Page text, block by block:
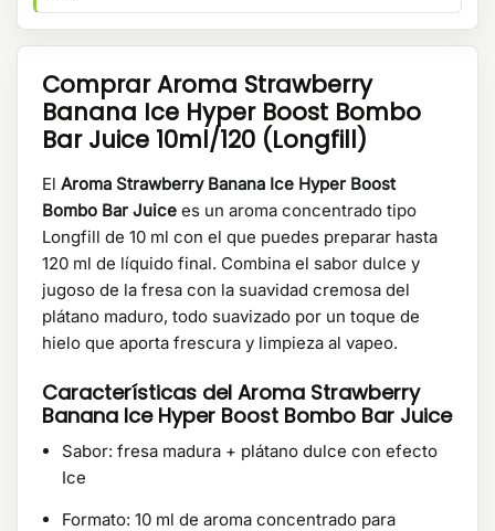
Comprar Aroma Strawberry
Banana Ice Hyper Boost Bombo
Bar Juice 10ml/120 (Longfill)
El Aroma Strawberry Banana Ice Hyper Boost
Bombo Bar Juice es un aroma concentrado tipo
Longfill de 10 ml con el que puedes preparar hasta
120 ml de líquido final. Combina el sabor dulce y
jugoso de la fresa con la suavidad cremosa del
plátano maduro, todo suavizado por un toque de
hielo que aporta frescura y limpieza al vapeo.
Características del Aroma Strawberry
Banana Ice Hyper Boost Bombo Bar Juice
Sabor: fresa madura + plátano dulce con efecto
Ice
Formato: 10 ml de aroma concentrado para